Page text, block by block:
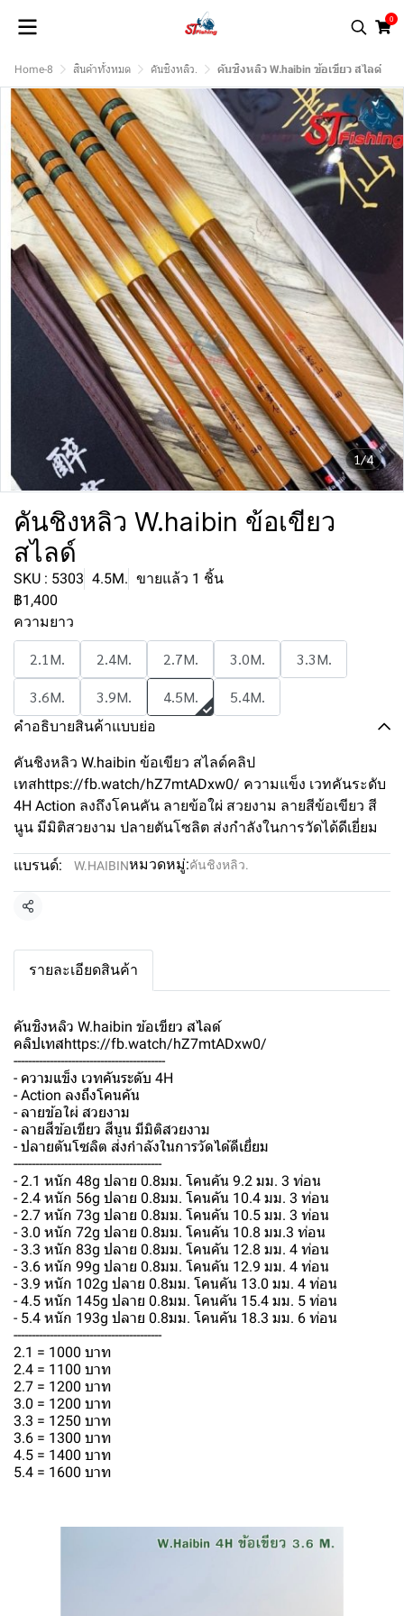
0
Home-8 สินค้าทั้งหมด คันชิงหลิว. คันชิงหลิว W.haibin ข้อเขียว สไลด์
1/4
คันชิงหลิว W.haibin ข้อเขียว
สไลด์
SKU : 5303 4.5M. ขายแล้ว 1 ชิ้น
฿1,400
ความยาว
2.1M. 2.4M. 2.7M. 3.0M.
3.3M.
3.6M.
3.9M. 4.5M. 5.4M.
คำอธิบายสินค้าแบบย่อ
คันชิงหลิว W.haibin ข้อเขียว สไลด์คลิป
เทสhttps://fb.watch/hZ7mtADxw0/ ความแข็ง เวทคันระดับ
4H Action ลงถึงโคนคัน ลายข้อใผ่ สวยงาม ลายสีข้อเขียว สี
นูน มีมิติสวยงาม ปลายตันโซลิต ส่งกำลังในการวัดได้ดีเยี่ยม
แบรนด์: W.HAIBINหมวดหมู่:คันชิงหลิว.
แชร์
รายละเอียดสินค้า
คันชิงหลิว W.haibin ข้อเขียว สไลด์
คลิปเทสhttps://fb.watch/hZ7mtADxw0/
------------------------------------------
- ความแข็ง เวทคันระดับ 4H
- Action ลงถึงโคนคัน
- ลายข้อใผ่ สวยงาม
- ลายสีข้อเขียว สีนูน มีมิติสวยงาม
- ปลายตันโซลิต ส่งกำลังในการวัดได้ดีเยี่ยม
-----------------------------------------
- 2.1 หนัก 48g ปลาย 0.8มม. โคนคัน 9.2 มม. 3 ท่อน
- 2.4 หนัก 56g ปลาย 0.8มม. โคนคัน 10.4 มม. 3 ท่อน
- 2.7 หนัก 73g ปลาย 0.8มม. โคนคัน 10.5 มม. 3 ท่อน
- 3.0 หนัก 72g ปลาย 0.8มม. โคนคัน 10.8 มม.3 ท่อน
- 3.3 หนัก 83g ปลาย 0.8มม. โคนคัน 12.8 มม. 4 ท่อน
- 3.6 หนัก 99g ปลาย 0.8มม. โคนคัน 12.9 มม. 4 ท่อน
- 3.9 หนัก 102g ปลาย 0.8มม. โคนคัน 13.0 มม. 4 ท่อน
- 4.5 หนัก 145g ปลาย 0.8มม. โคนคัน 15.4 มม. 5 ท่อน
- 5.4 หนัก 193g ปลาย 0.8มม. โคนคัน 18.3 มม. 6 ท่อน
-----------------------------------------
2.1 = 1000 บาท
2.4 = 1100 บาท
2.7 = 1200 บาท
3.0 = 1200 บาท
3.3 = 1250 บาท
3.6 = 1300 บาท
4.5 = 1400 บาท
5.4 = 1600 บาท